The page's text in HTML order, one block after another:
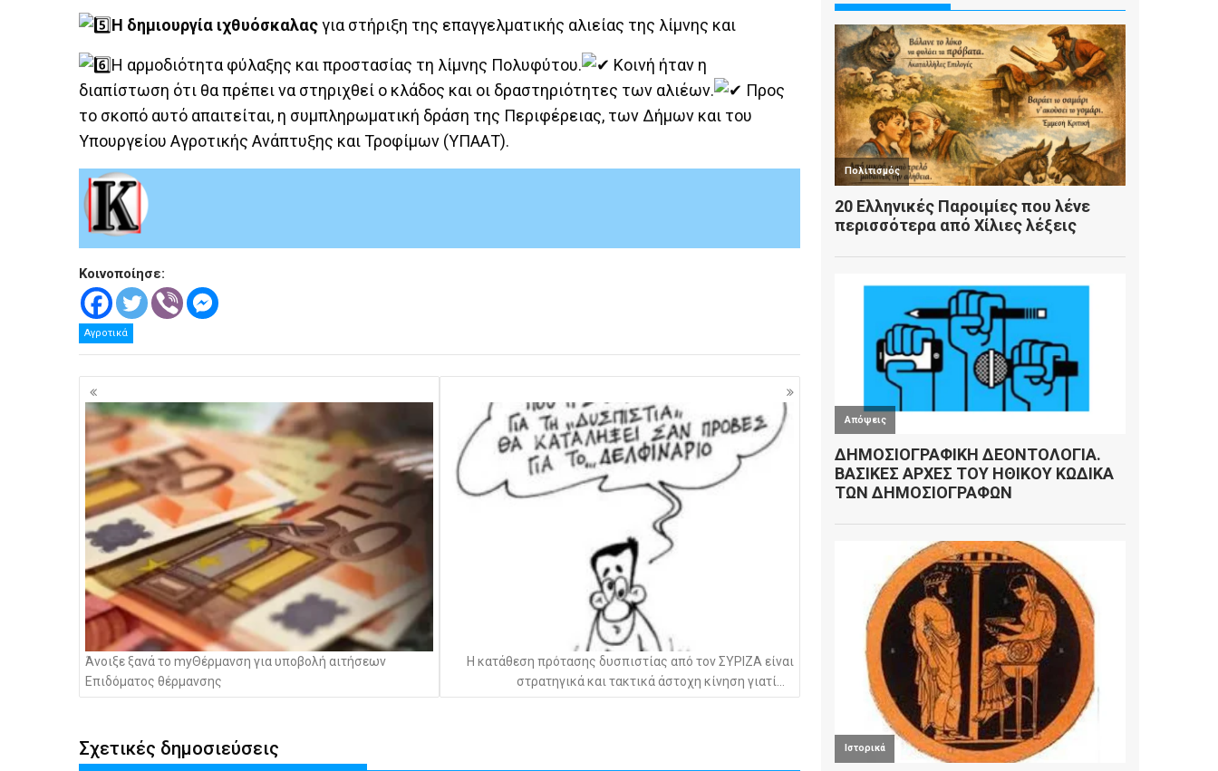
Η δημιουργία ιχθυόσκαλαςγια στήριξη της επαγγελματικής αλιείας της λίμνης και
Η αρμοδιότητα φύλαξης και προστασίας τη λίμνης Πολυφύτου.
Κοινή ήταν η
διαπίστωση ότι θα πρέπει να στηριχθεί ο κλάδος και οι δραστηριότητες των αλιέων.
Προς
το σκοπό αυτό απαιτείται, η συμπληρωματική δράση της Περιφέρειας, των Δήμων και του
Υπουργείου Αγροτικής Ανάπτυξης και Τροφίμων (ΥΠΑΑΤ).
Κοινοποίησε:
Αγροτικά
Πλοήγηση
άρθρων
Άνοιξε ξανά το myΘέρμανση για υποβολή αιτήσεων
Επιδόματος θέρμανσης
Η κατάθεση πρότασης δυσπιστίας από τον ΣΥΡΙΖΑ είναι
στρατηγικά και τακτικά άστοχη κίνηση γιατί…
Σχετικές δημοσιεύσεις